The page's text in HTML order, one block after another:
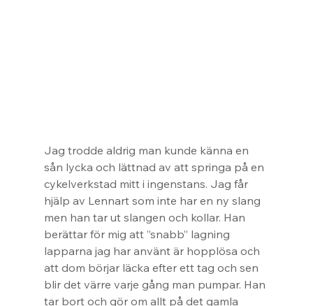
Jag trodde aldrig man kunde känna en
sån lycka och lättnad av att springa på en
cykelverkstad mitt i ingenstans. Jag får
hjälp av Lennart som inte har en ny slang
men han tar ut slangen och kollar. Han
berättar för mig att ”snabb” lagning
lapparna jag har använt är hopplösa och
att dom börjar läcka efter ett tag och sen
blir det värre varje gång man pumpar. Han
tar bort och gör om allt på det gamla